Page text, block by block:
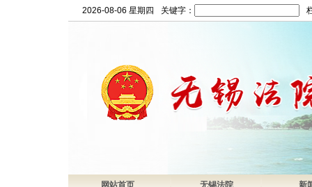
2026-08-06 星期四 关键字：
网站首页 无锡法院 新